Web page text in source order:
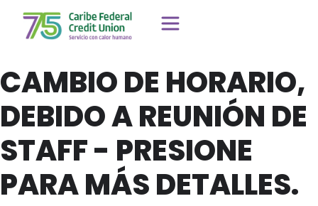
CAMBIO DE HORARIO,
DEBIDO A REUNIÓN DE
STAFF - PRESIONE
PARA MÁS DETALLES.